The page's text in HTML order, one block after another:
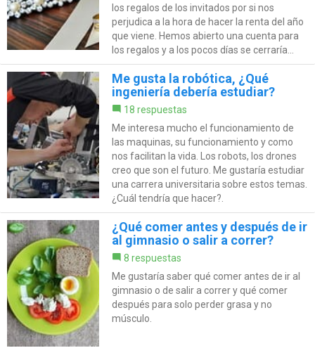
los regalos de los invitados por si nos
perjudica a la hora de hacer la renta del año
que viene. Hemos abierto una cuenta para
los regalos y a los pocos días se cerraría...
Me gusta la robótica, ¿Qué
ingeniería debería estudiar?
18 respuestas
Me interesa mucho el funcionamiento de
las maquinas, su funcionamiento y como
nos facilitan la vida. Los robots, los drones
creo que son el futuro. Me gustaría estudiar
una carrera universitaria sobre estos temas.
¿Cuál tendría que hacer?.
¿Qué comer antes y después de ir
al gimnasio o salir a correr?
8 respuestas
Me gustaría saber qué comer antes de ir al
gimnasio o de salir a correr y qué comer
después para solo perder grasa y no
músculo.